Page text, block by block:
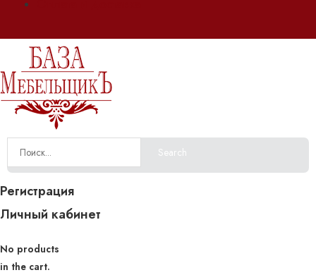
Search
Регистрация
Личный кабинет
No products
in the cart.